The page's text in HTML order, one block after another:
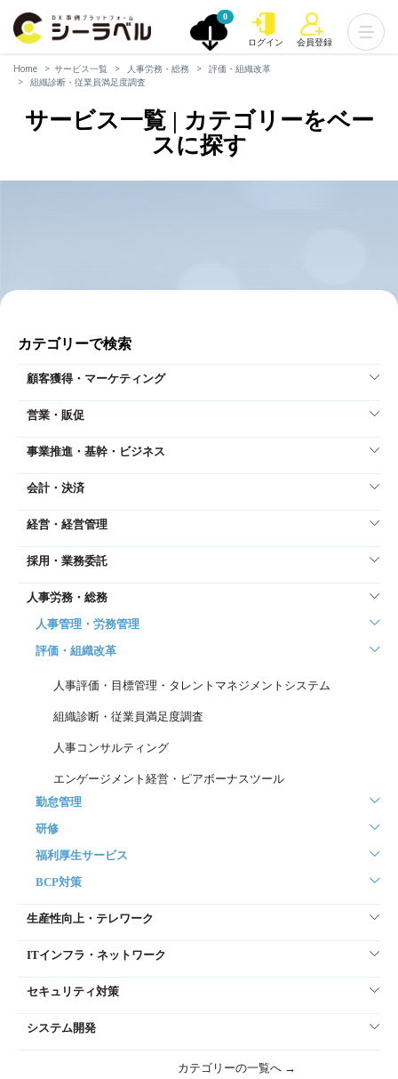
0
ログイン 会員登録
Home サービス一覧 人事労務・総務
評価・組織改革
組織診断・従業員満足度調査
サービス一覧 | カテゴリーをベー
スに探す
カテゴリーで検索
顧客獲得・マーケティング
営業・販促
事業推進・基幹・ビジネス
会計・決済
経営・経営管理
採用・業務委託
人事労務・総務
人事管理・労務管理
評価・組織改革
人事評価・目標管理・タレントマネジメントシステム
組織診断・従業員満足度調査
人事コンサルティング
エンゲージメント経営・ピアボーナスツール
勤怠管理
研修
福利厚生サービス
BCP対策
生産性向上・テレワーク
ITインフラ・ネットワーク
セキュリティ対策
システム開発
カテゴリーの一覧へ →